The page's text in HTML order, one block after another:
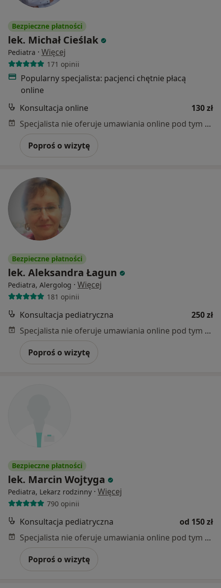
Bezpieczne płatności
lek. Michał Cieślak
Pediatra · Więcej
171 opinii
Popularny specjalista: pacjenci chętnie płacą
online
Konsultacja online
130 zł
Specjalista nie oferuje umawiania online pod tym adresem.
Poproś o wizytę
Bezpieczne płatności
lek. Aleksandra Łagun
Pediatra, Alergolog · Więcej
181 opinii
Konsultacja pediatryczna
250 zł
Specjalista nie oferuje umawiania online pod tym adresem.
Poproś o wizytę
Bezpieczne płatności
lek. Marcin Wojtyga
Pediatra, Lekarz rodzinny · Więcej
790 opinii
Konsultacja pediatryczna
od 150 zł
Specjalista nie oferuje umawiania online pod tym adresem.
Poproś o wizytę